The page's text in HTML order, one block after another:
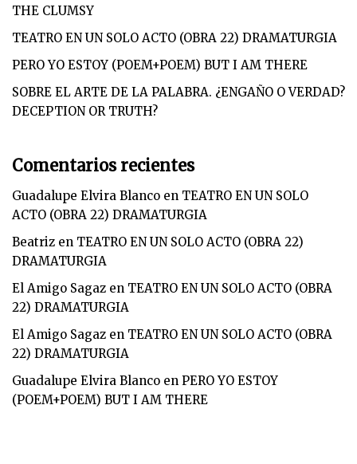
THE CLUMSY
TEATRO EN UN SOLO ACTO (OBRA 22) DRAMATURGIA
PERO YO ESTOY (POEM+POEM) BUT I AM THERE
SOBRE EL ARTE DE LA PALABRA. ¿ENGAÑO O VERDAD?
DECEPTION OR TRUTH?
Comentarios recientes
Guadalupe Elvira Blanco en TEATRO EN UN SOLO
ACTO (OBRA 22) DRAMATURGIA
Beatriz en TEATRO EN UN SOLO ACTO (OBRA 22)
DRAMATURGIA
El Amigo Sagaz en TEATRO EN UN SOLO ACTO (OBRA
22) DRAMATURGIA
El Amigo Sagaz en TEATRO EN UN SOLO ACTO (OBRA
22) DRAMATURGIA
Guadalupe Elvira Blanco en PERO YO ESTOY
(POEM+POEM) BUT I AM THERE